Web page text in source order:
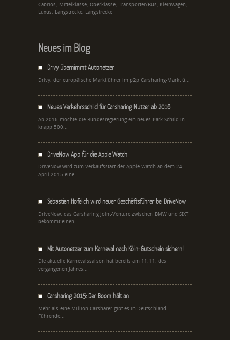
Cabrios, Mittelklasse, Oberklasse, Transporter/Bus, Kleinwagen,
Luxus, Langstrecke, Langstrecke
Neues im Blog
Drivy übernimmt Autonetzer
Drivy, der europäische Marktführer im p2p Carsharing-Markt ü...
Neues Verkehrsschild für Carsharing Nutzer ab 2016
Ab 2016 möchte die Bundesregierung ein neues Park-Schild in
knapp 500...
DriveNow App für die Apple Watch
DriveNow wird zum Verkaufsstart der Apple Watch ab dem 24.
April 2015 eine...
Sebastian Hofelich wird neuer Geschäftsführer bei DriveNow
DriveNow, das Carsharing Joint-Venture zwischen BMW und SIXT
bekommt einen...
Mit Autonetzer zum Karneval nach Köln: Gutschein sichern!
Die aktuelle Karnevalssaison hat bereits am 11.11. des
vergangenen Jahres...
Carsharing 2015: Der Boom hält an
Mehr als eine Million Carsharer gibt es in Deutschland.
Führende...